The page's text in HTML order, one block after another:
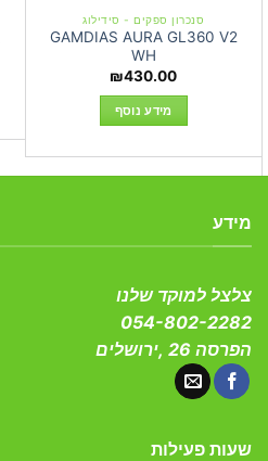
סנכרון ספקים - סידילוג
GAMDIAS AURA GL360 V2
WH
₪430.00
מידע נוסף
מידע
צלצל למוקד שלנו
054-802-2282
הפרסה 26 ,ירושלים
שעות פעילות